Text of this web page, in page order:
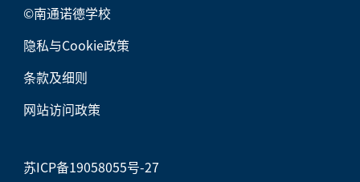
©南通诺德学校
隐私与Cookie政策
条款及细则
网站访问政策
苏ICP备19058055号-27